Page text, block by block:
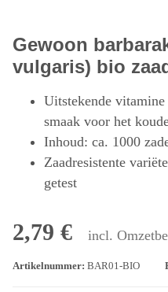
Gewoon
vulgaris) bio
Uitstekende
smaak voor het
Inhoud: ca. 1000
Zaadresistente
getest
2,79 € incl.
Artikelnummer: BAR01-BIO